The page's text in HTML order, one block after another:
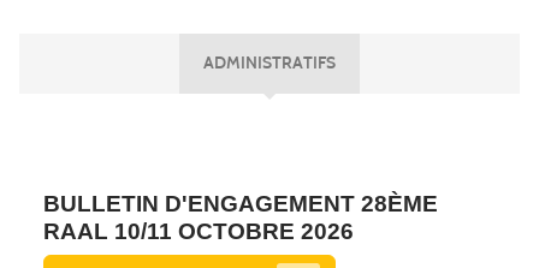
ADMINISTRATIFS
BULLETIN D'ENGAGEMENT 28ÈME
RAAL 10/11 OCTOBRE 2026